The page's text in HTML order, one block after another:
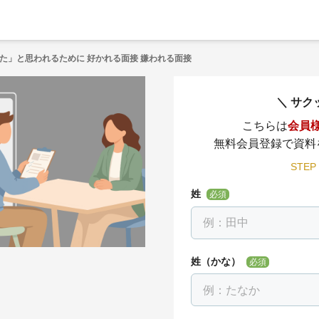
」と思われるために 好かれる面接 嫌われる面接
サク
こちらは会員
無料会員登録で資
STEP
姓 必須
姓（かな） 必須